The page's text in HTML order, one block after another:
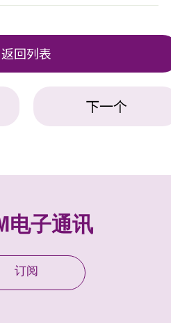
返回列表
下一个
电子通讯
订阅